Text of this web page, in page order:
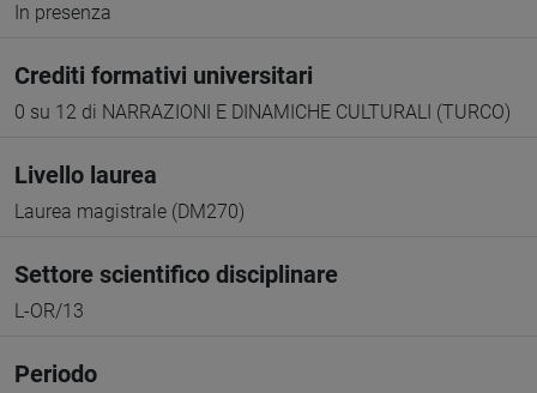
In presenza
Crediti formativi universitari
0 su 12 di NARRAZIONI E DINAMICHE CULTURALI (TURCO)
Livello laurea
Laurea magistrale (DM270)
Settore scientifico disciplinare
L-OR/13
Periodo